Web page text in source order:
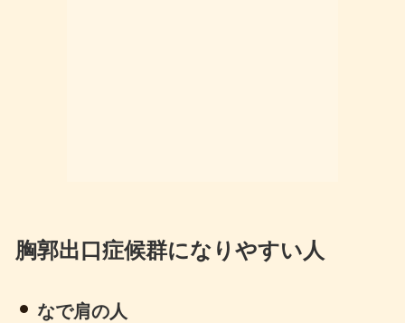
胸郭出口症候群になりやすい人
なで肩の人